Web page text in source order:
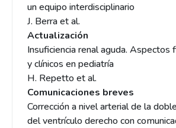
un equipo interdisciplinario
J. Berra et al.
Actualización
Insuficiencia renal aguda. Aspectos
y clínicos en pediatría
H. Repetto et al.
Comunicaciones breves
Corrección a nivel arterial de la
del ventrículo derecho con